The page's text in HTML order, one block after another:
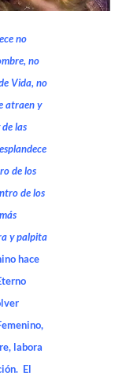
no
no
Vida, no
atraen y
las
de los
de los
y palpita
hace
labora
El